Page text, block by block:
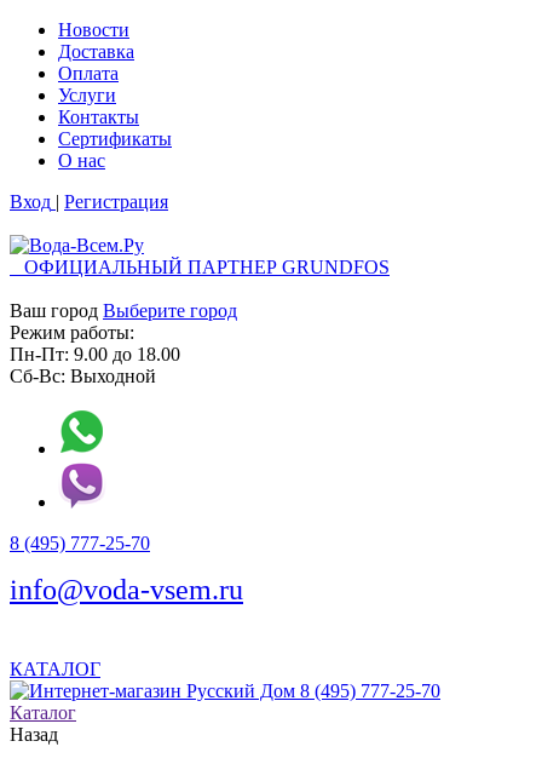
Новости
Доставка
Оплата
Услуги
Контакты
Cертификаты
О нас
Вход | Регистрация
ОФИЦИАЛЬНЫЙ ПАРТНЕР GRUNDFOS
Ваш город Выберите город
Режим работы:
Пн-Пт: 9.00 до 18.00
Сб-Вс: Выходной
8 (495) 777-25-70
info@voda-vsem.ru
КАТАЛОГ
8 (495) 777-25-70
Каталог
Назад